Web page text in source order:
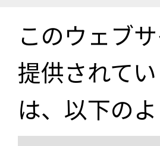
このウェブ
提供されて
は、以下の